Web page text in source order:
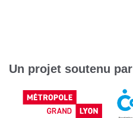
Un projet soutenu par